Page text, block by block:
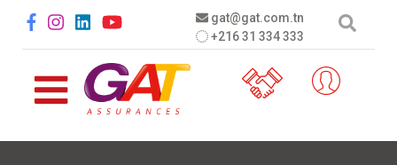
gat@gat.com.tn
+216 31 334 333
Social menu